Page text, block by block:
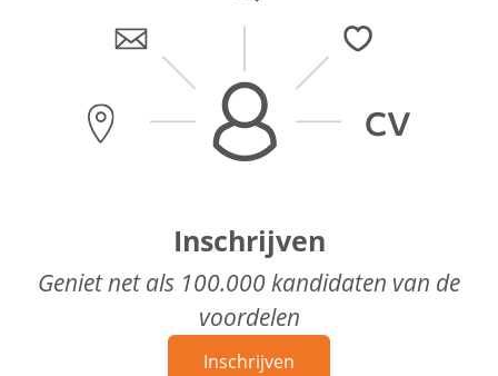
Inschrijven
Geniet net als 100.000 kandidaten van de
voordelen
Inschrijven